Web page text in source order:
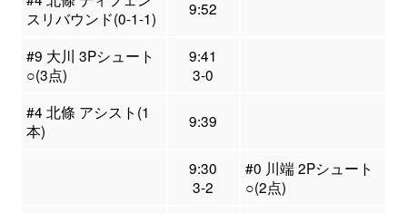
スリバウンド(0-1-1)
9:52
#9 大川 3Pシュート
○(3点)
9:41
3-0
#4 北條 アシスト(1
本)
9:39
9:30
3-2
#0 川端 2Pシュート
○(2点)